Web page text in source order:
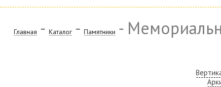
Главная - Каталог - Памятники -